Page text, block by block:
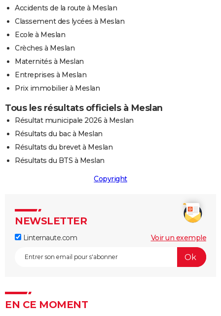
Accidents de la route à Meslan
Classement des lycées à Meslan
Ecole à Meslan
Crèches à Meslan
Maternités à Meslan
Entreprises à Meslan
Prix immobilier à Meslan
Tous les résultats officiels à Meslan
Résultat municipale 2026 à Meslan
Résultats du bac à Meslan
Résultats du brevet à Meslan
Résultats du BTS à Meslan
Copyright
NEWSLETTER
Linternaute.com Voir un exemple
EN CE MOMENT